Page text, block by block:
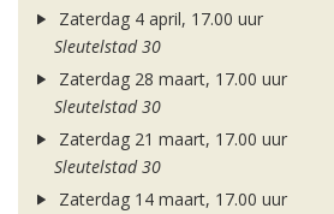
Zaterdag 4 april, 17.00 uur
Sleutelstad 30
Zaterdag 28 maart, 17.00 uur
Sleutelstad 30
Zaterdag 21 maart, 17.00 uur
Sleutelstad 30
Zaterdag 14 maart, 17.00 uur